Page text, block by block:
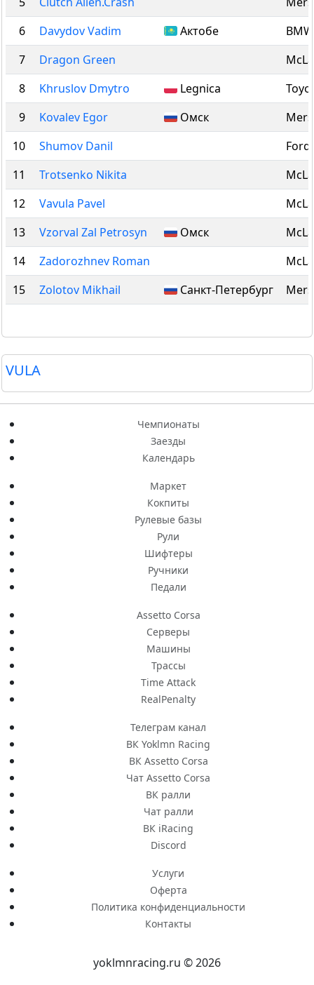
6
Davydov Vadim Актобе
7
Dragon Green
8
Khruslov Dmytro Legnica
9
Kovalev Egor Омск
10
Shumov Danil
11
Trotsenko Nikita
12
Vavula Pavel
13
Vzorval Zal Petrosyn Омск
14
Zadorozhnev Roman
15
Zolotov Mikhail Санкт-Петербург
VULA
Чемпионаты
Заезды
Календарь
Маркет
Кокпиты
Рулевые базы
Рули
Шифтеры
Ручники
Педали
Assetto Corsa
Серверы
Машины
Трассы
Time Attack
RealPenalty
Телеграм канал
ВК Yoklmn Racing
ВК Assetto Corsa
Чат Assetto Corsa
ВК ралли
Чат ралли
ВК iRacing
Discord
Услуги
Оферта
Политика конфиденциальности
Контакты
yoklmnracing.ru © 2026